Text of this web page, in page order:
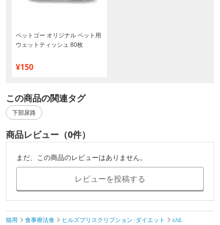
ペットゴー オリジナル ペット用
ウェットティッシュ 80枚
¥150
この商品の関連タグ
下部尿路
商品レビュー（0件）
まだ、この商品のレビューはありません。
レビューを投稿する
猫用 食事療法食 ヒルズプリスクリプション･ダイエット
c/d.